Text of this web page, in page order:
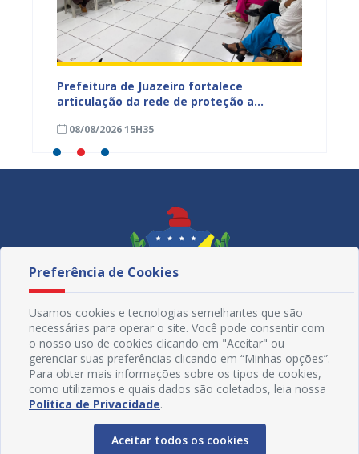
Prefeitura de Juazeiro fortalece
articulação da rede de proteção a
análoga à escravidão
08/08/2026 15H35
Redes Sociais
Preferência de Cookies
Usamos cookies e tecnologias semelhantes que são
necessárias para operar o site. Você pode consentir com
o nosso uso de cookies clicando em "Aceitar" ou
gerenciar suas preferências clicando em “Minhas opções”.
Para obter mais informações sobre os tipos de cookies,
como utilizamos e quais dados são coletados, leia nossa
Política de Privacidade.
Aceitar todos os cookies